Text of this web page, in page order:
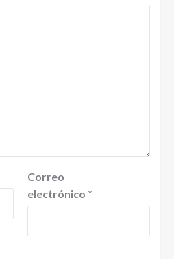
Correo
electrónico *